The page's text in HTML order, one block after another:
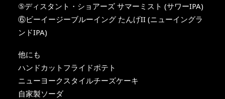
⑤ディスタント・ショアーズ サマーミスト (サワーIPA)
⑥ビーイージーブルーイング たんげII (ニューイングラ
ンドIPA)
他にも
ハンドカットフライドポテト
ニューヨークスタイルチーズケーキ
自家製ソーダ